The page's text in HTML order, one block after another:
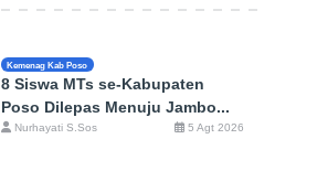
Kemenag Kab Poso
8 Siswa MTs se-Kabupaten
Poso Dilepas Menuju Jambo...
Nurhayati S.Sos 5 Agt 2026